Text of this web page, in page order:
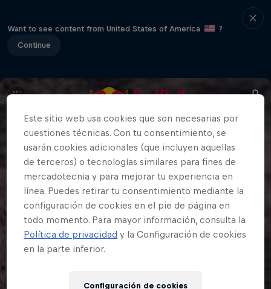
Want to see content from United States of America
?
Continue
Este sitio web usa cookies que son necesarias por
cuestiones técnicas. Con tu consentimiento, se
usarán cookies adicionales (que incluyen aquellas
de terceros) o tecnologías similares para fines de
mercadotecnia y para mejorar tu experiencia en
línea. Puedes retirar tu consentimiento mediante la
configuración de cookies en el pie de página en
todo momento. Para mayor información, consulta la
Política de privacidad y la Configuración de cookies
en la parte inferior.
Configuración de cookies